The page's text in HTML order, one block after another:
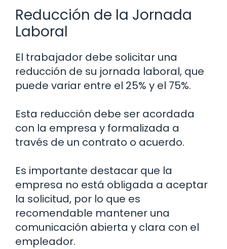
Reducción de la Jornada
Laboral
El trabajador debe solicitar una
reducción de su jornada laboral, que
puede variar entre el 25% y el 75%.
Esta reducción debe ser acordada
con la empresa y formalizada a
través de un contrato o acuerdo.
Es importante destacar que la
empresa no está obligada a aceptar
la solicitud, por lo que es
recomendable mantener una
comunicación abierta y clara con el
empleador.